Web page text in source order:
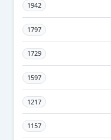
1942
1797
1729
1597
1217
1157